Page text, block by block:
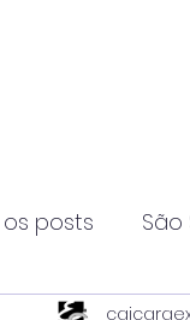
posts